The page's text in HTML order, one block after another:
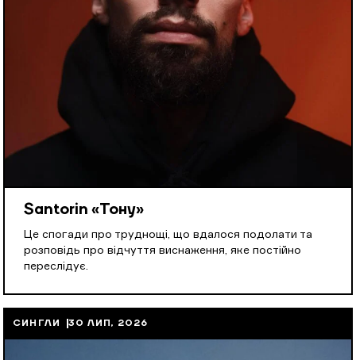
Santorin «Тону»
Це спогади про труднощі, що вдалося подолати та
розповідь про відчуття виснаження, яке постійно
переслідує.
СИНГЛИ 30 ЛИП, 2026